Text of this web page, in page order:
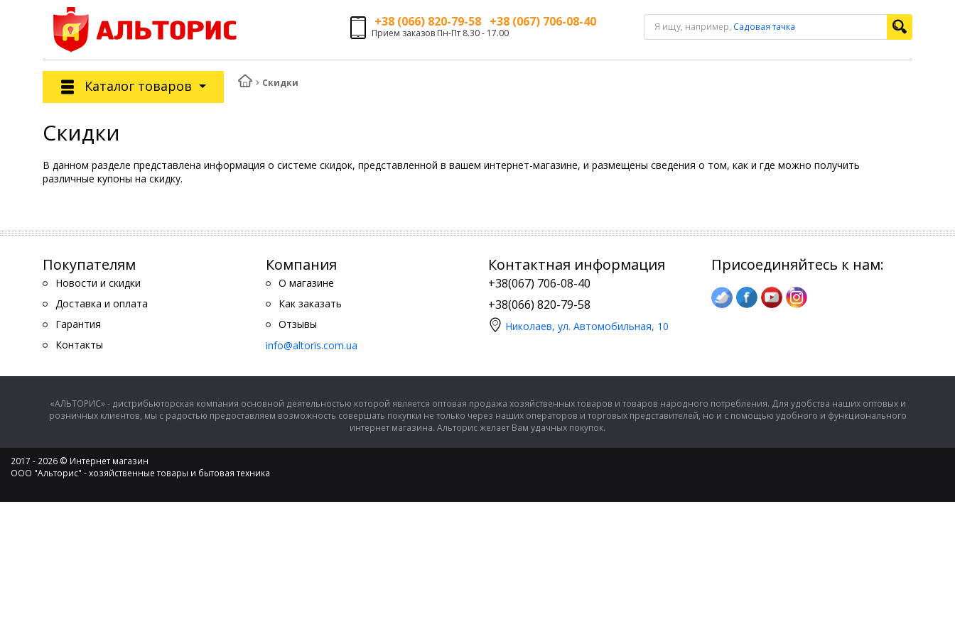
+38 (066) 820-79-58 +38 (067) 706-08-40
Прием заказов Пн-Пт 8.30 - 17.00
Я ищу, например, Садовая тачка
Каталог товаров Скидки
Скидки
В данном разделе представлена информация о системе скидок, представленной в вашем интернет-магазине, и размещены сведения о том, как и где можно получить
различные купоны на скидку.
Покупателям
Новости и скидки
Доставка и оплата
Гарантия
Контакты
Компания
О магазине
Как заказать
Отзывы
info@altoris.com.ua
Контактная информация
+38(067) 706-08-40
+38(066) 820-79-58
Николаев, ул. Автомобильная, 10
Присоединяйтесь к нам:
«АЛЬТОРИС» - дистрибьюторская компания основной деятельностью которой является оптовая продажа хозяйственных товаров и товаров народного потребления. Для удобства наших оптовых и
розничных клиентов, мы с радостью предоставляем возможность совершать покупки не только через наших операторов и торговых представителей, но и с помощью удобного и функционального
интернет магазина. Альторис желает Вам удачных покупок.
2017 - 2026 © Интернет магазин
ООО "Альторис" - хозяйственные товары и бытовая техника